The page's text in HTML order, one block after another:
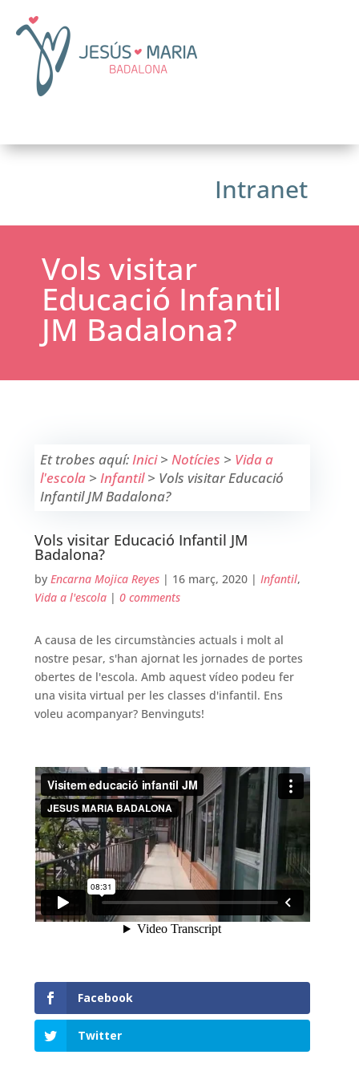
Intranet
Vols visitar
Educació Infantil
JM Badalona?
Et trobes aquí:Inici> Notícies > Vida a
l'escola> Infantil> Vols visitar Educació
Infantil JM Badalona?
Vols visitar Educació Infantil JM
Badalona?
by Encarna Mojica Reyes | 16 març, 2020 | Infantil,
Vida a l'escola | 0 comments
A causa de les circumstàncies actuals i molt al
nostre pesar, s'han ajornat les jornades de portes
obertes de l'escola. Amb aquest vídeo podeu fer
una visita virtual per les classes d'infantil. Ens
voleu acompanyar? Benvinguts!
Facebook
Twitter